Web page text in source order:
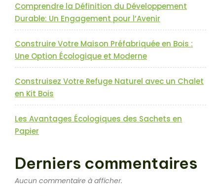
Comprendre la Définition du Développement
Durable: Un Engagement pour l’Avenir
Construire Votre Maison Préfabriquée en Bois :
Une Option Écologique et Moderne
Construisez Votre Refuge Naturel avec un Chalet
en Kit Bois
Les Avantages Écologiques des Sachets en
Papier
Derniers commentaires
Aucun commentaire à afficher.